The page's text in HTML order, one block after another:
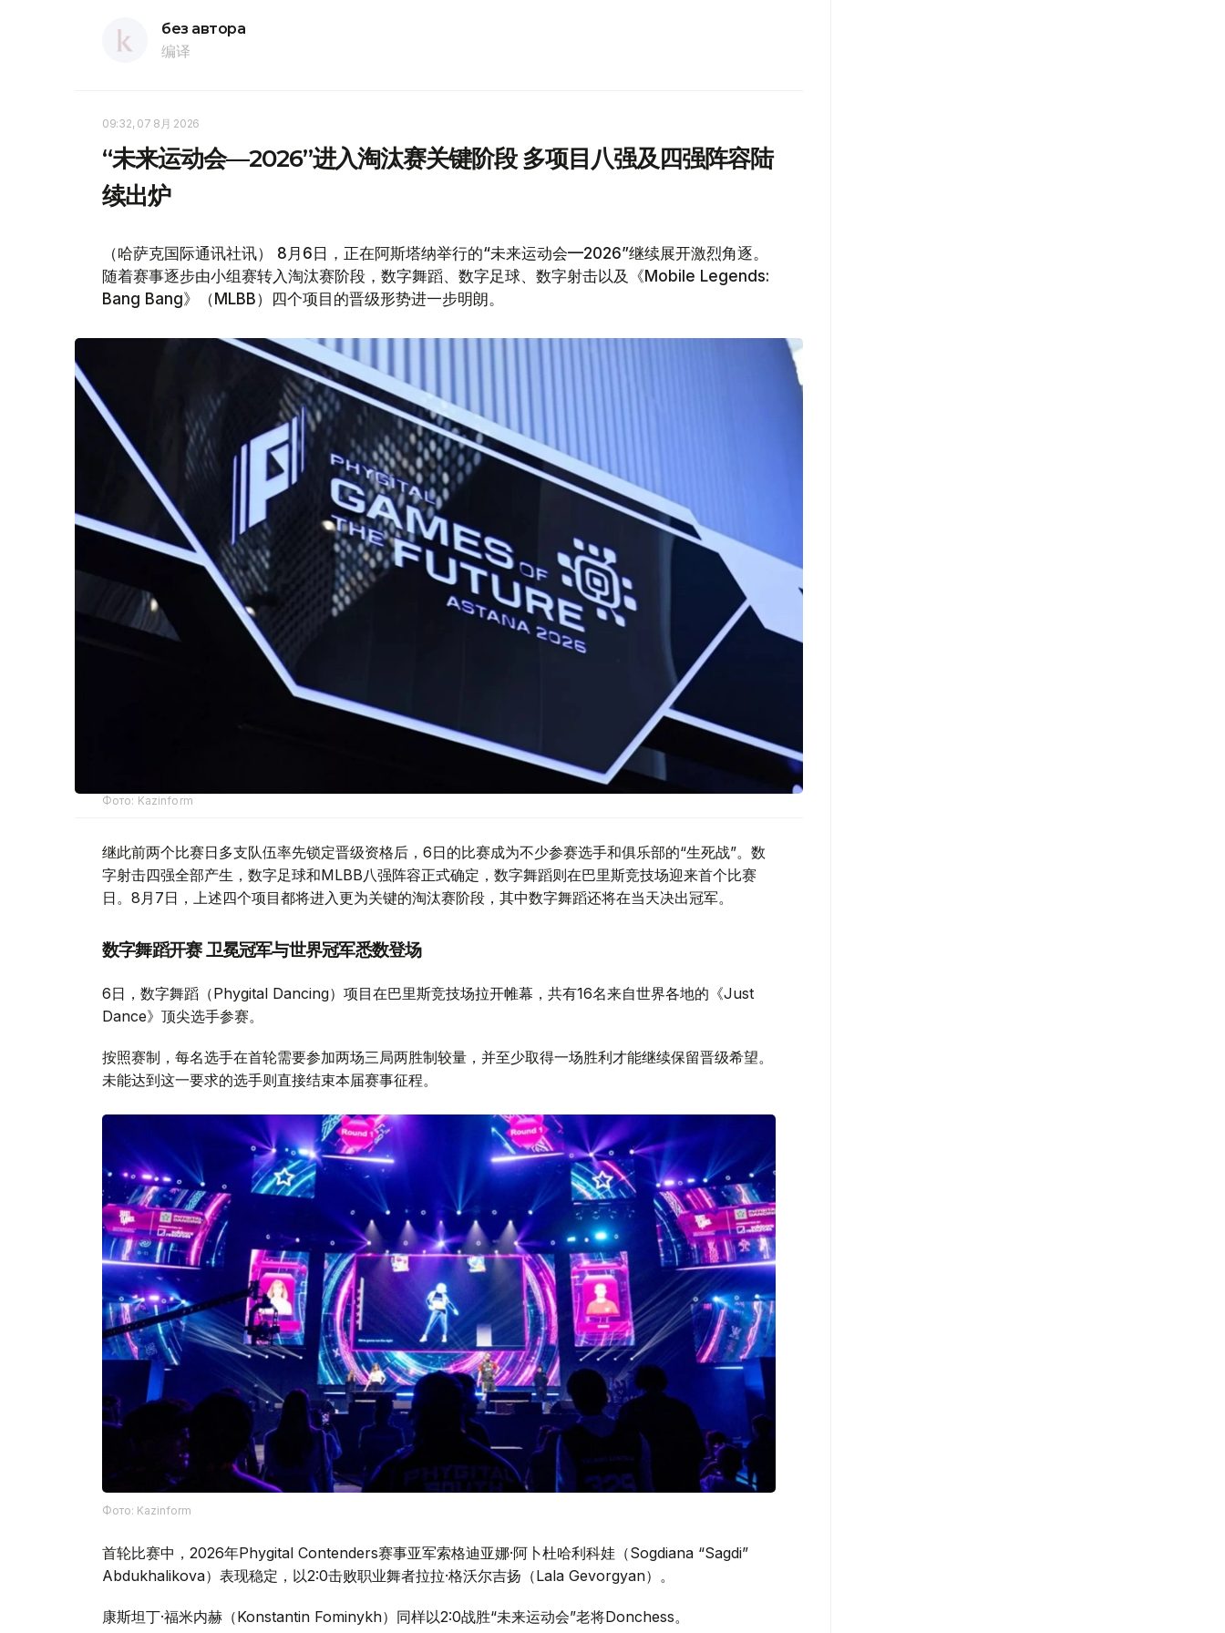
без автора
编译
09:32, 07 8月 2026
“未来运动会—2026”进入淘汰赛关键阶段 多项目八强及四强阵容陆
续出炉
（哈萨克国际通讯社讯） 8月6日，正在阿斯塔纳举行的“未来运动会—2026”继续展开激烈角逐。
随着赛事逐步由小组赛转入淘汰赛阶段，数字舞蹈、数字足球、数字射击以及《Mobile Legends:
Bang Bang》（MLBB）四个项目的晋级形势进一步明朗。
Фото: Kazinform
继此前两个比赛日多支队伍率先锁定晋级资格后，6日的比赛成为不少参赛选手和俱乐部的“生死战”。数
字射击四强全部产生，数字足球和MLBB八强阵容正式确定，数字舞蹈则在巴里斯竞技场迎来首个比赛
日。8月7日，上述四个项目都将进入更为关键的淘汰赛阶段，其中数字舞蹈还将在当天决出冠军。
数字舞蹈开赛 卫冕冠军与世界冠军悉数登场
6日，数字舞蹈（Phygital Dancing）项目在巴里斯竞技场拉开帷幕，共有16名来自世界各地的《Just
Dance》顶尖选手参赛。
按照赛制，每名选手在首轮需要参加两场三局两胜制较量，并至少取得一场胜利才能继续保留晋级希望。
未能达到这一要求的选手则直接结束本届赛事征程。
Фото: Kazinform
首轮比赛中，2026年Phygital Contenders赛事亚军索格迪亚娜·阿卜杜哈利科娃（Sogdiana “Sagdi”
Abdukhalikova）表现稳定，以2:0击败职业舞者拉拉·格沃尔吉扬（Lala Gevorgyan）。
康斯坦丁·福米内赫（Konstantin Fominykh）同样以2:0战胜“未来运动会”老将Donchess。